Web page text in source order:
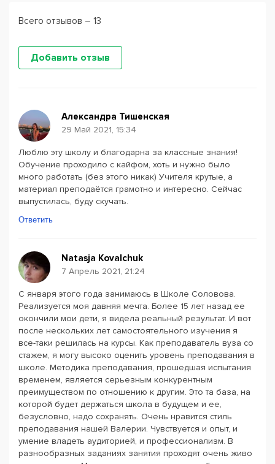
Всего отзывов – 13
Добавить отзыв
Александра Тишенская
29 Май 2021, 15:34
Люблю эту школу и благодарна за классные знания!
Обучение проходило с кайфом, хоть и нужно было
много работать (без этого никак) Учителя крутые, а
материал преподаётся грамотно и интересно. Сейчас
выпустилась, буду скучать.
Ответить
Natasja Kovalchuk
7 Апрель 2021, 21:24
С января этого года занимаюсь в Школе Соловова.
Реализуется моя давняя мечта. Более 15 лет назад ее
окончили мои дети, я видела реальный результат. И вот
после нескольких лет самостоятельного изучения я
все-таки решилась на курсы. Как преподаватель вуза со
стажем, я могу высоко оценить уровень преподавания в
школе. Методика преподавания, прошедшая испытания
временем, является серьезным конкурентным
преимуществом по отношению к другим. Это та база, на
которой будет держаться школа в будущем и ее,
безусловно, надо сохранять. Очень нравится стиль
преподавания нашей Валерии. Чувствуется и опыт, и
умение владеть аудиторией, и профессионализм. В
разнообразных заданиях занятия проходят очень живо